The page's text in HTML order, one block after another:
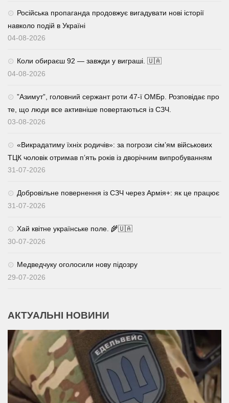
Російська пропаганда продовжує вигадувати нові історії
навколо подій в Україні
04-08-2026
Коли обираєш 92 — завжди у виграші. 🇺🇦
04-08-2026
⁨”Азимут”, головний сержант роти 47-ї ОМБр. Розповідає про
те, що люди все активніше повертаються із СЗЧ.
03-08-2026
«Викрадатиму їхніх родичів»: за погрози сім’ям військових
ТЦК чоловік отримав п’ять років із дворічним випробуванням
31-07-2026
Добровільне повернення із СЗЧ через Армія+: як це працює
31-07-2026
Хай квітне українське поле. 🌾🇺🇦
30-07-2026
Медведчуку оголосили нову підозру
29-07-2026
АКТУАЛЬНІ НОВИНИ